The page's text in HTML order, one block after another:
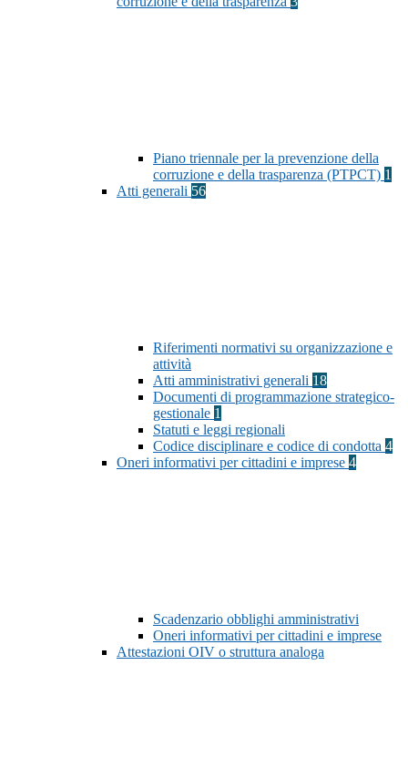
Piano triennale per la prevenzione della
corruzione e della trasparenza (PTPCT) 1
Atti generali 56
Riferimenti normativi su organizzazione e
attività
Atti amministrativi generali 18
Documenti di programmazione strategico-
gestionale 1
Statuti e leggi regionali
Codice disciplinare e codice di condotta 4
Oneri informativi per cittadini e imprese 4
Scadenzario obblighi amministrativi
Oneri informativi per cittadini e imprese
Attestazioni OIV o struttura analoga